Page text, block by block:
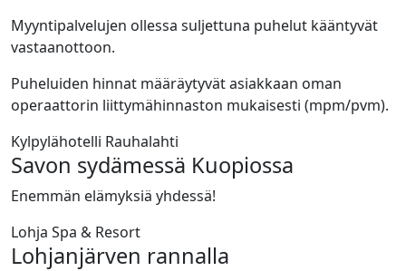
Myyntipalvelujen ollessa suljettuna puhelut kääntyvät
vastaanottoon.
Puheluiden hinnat määräytyvät asiakkaan oman
operaattorin liittymähinnaston mukaisesti (mpm/pvm).
Kylpylähotelli Rauhalahti
Savon sydämessä Kuopiossa
Enemmän elämyksiä yhdessä!
Lohja Spa & Resort
Lohjanjärven rannalla